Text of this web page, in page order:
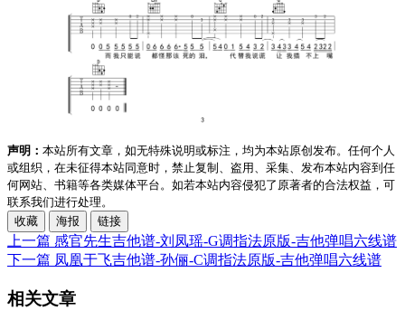
声明： 本站所有文章，如无特殊说明或标注，均为本站原创发布。任何个人
或组织，在未征得本站同意时，禁止复制、盗用、采集、发布本站内容到任
何网站、书籍等各类媒体平台。如若本站内容侵犯了原著者的合法权益，可
联系我们进行处理。
收藏
海报 链接
上一篇 感官先生吉他谱-刘凤瑶-G调指法原版-吉他弹唱六线谱
下一篇 凤凰于飞吉他谱-孙俪-C调指法原版-吉他弹唱六线谱
相关文章